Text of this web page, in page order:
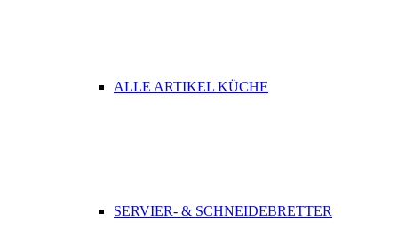
ALLE ARTIKEL KÜCHE
SERVIER- & SCHNEIDEBRETTER